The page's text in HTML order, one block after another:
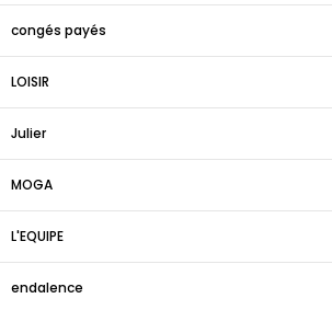
congés payés
LOISIR
Julier
MOGA
L'EQUIPE
endalence